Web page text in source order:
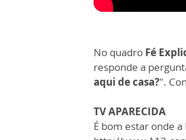
No quadro Fé
responde a
aqui de casa?".
TV APARECIDA
É bom estar onde a